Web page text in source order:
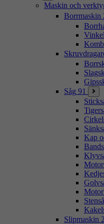
Maskin och
Borrmaskin
Såg 91
Kap
Slipmaskin